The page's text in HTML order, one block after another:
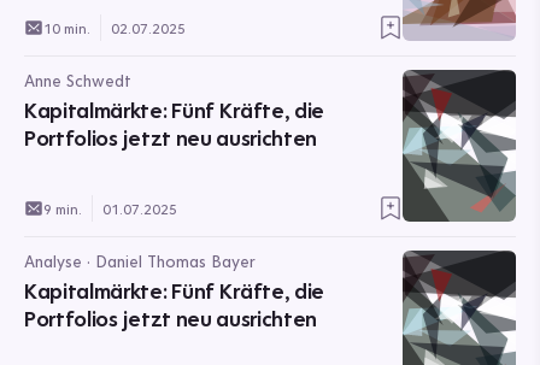
10 min. 02.07.2025
Anne Schwedt
Kapitalmärkte: Fünf Kräfte, die
Portfolios jetzt neu ausrichten
9 min. 01.07.2025
Analyse · Daniel Thomas Bayer
Kapitalmärkte: Fünf Kräfte, die
Portfolios jetzt neu ausrichten